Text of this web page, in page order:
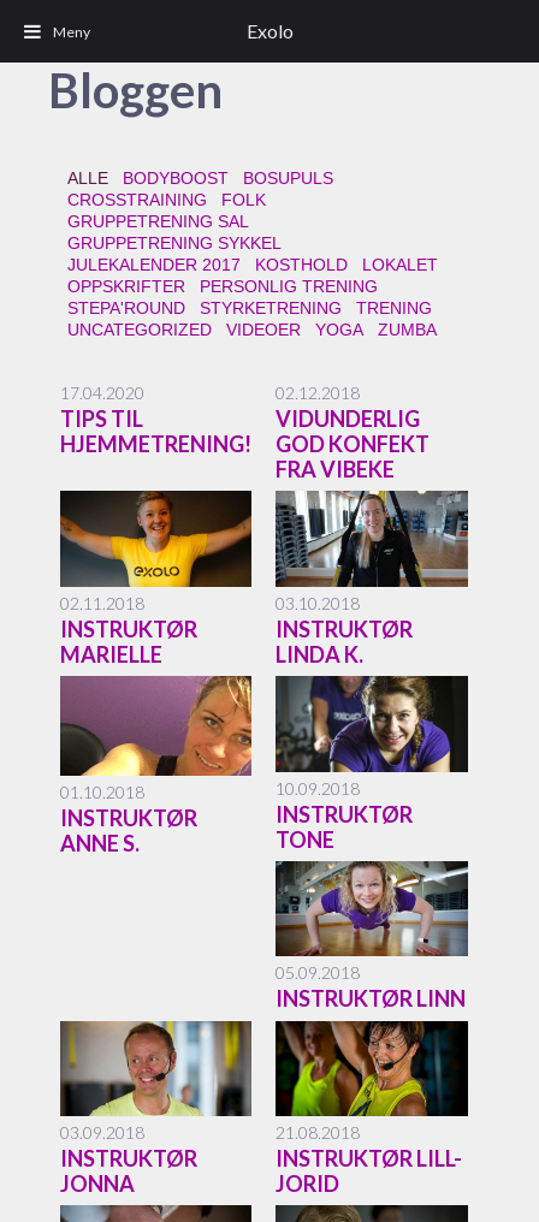
Bloggen
ALLE BODYBOOST
BOSUPULS
CROSSTRAINING
FOLK
GRUPPETRENING SAL
GRUPPETRENING SYKKEL
JULEKALENDER 2017
KOSTHOLD
LOKALET
OPPSKRIFTER
PERSONLIG TRENING
STEPA'ROUND
STYRKETRENING
TRENING
UNCATEGORIZED
VIDEOER YOGA ZUMBA
17.04.2020
TIPS TIL
HJEMMETRENING!
02.12.2018
VIDUNDERLIG
GOD KONFEKT
FRA VIBEKE
02.11.2018
INSTRUKTØR
MARIELLE
03.10.2018
INSTRUKTØR
LINDA K.
01.10.2018
INSTRUKTØR
ANNE S.
10.09.2018
INSTRUKTØR
TONE
05.09.2018
INSTRUKTØR LINN
03.09.2018
INSTRUKTØR
JONNA
21.08.2018
INSTRUKTØR LILL-
JORID
Exolo